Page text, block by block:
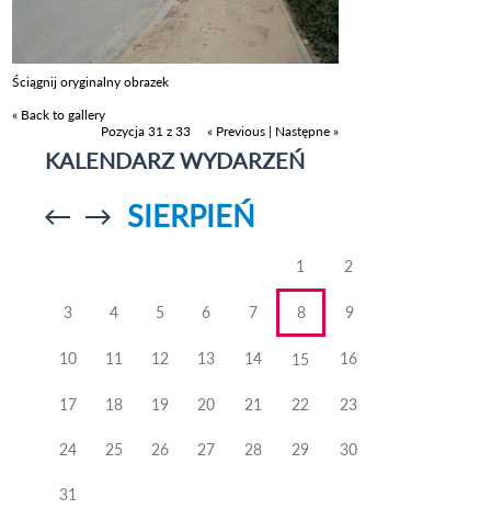
Ściągnij oryginalny obrazek
« Back to gallery
Pozycja 31 z 33
« Previous | Następne »
KALENDARZ WYDARZEŃ
Przejdź doPrzejdź do
SIERPIEŃ
1 2
3 4 5 6 7 8 9
10 11 12 13 14 15 16
17 18 19 20 21 22 23
24 25 26 27 28 29 30
31